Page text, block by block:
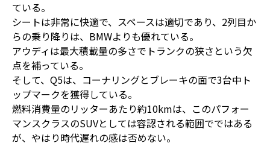
ている。
シートは非常に快適で、スペースは適切であり、2列目か
らの乗り降りは、BMWよりも優れている。
アウディは最大積載量の多さでトランクの狭さという欠
点を補っている。
そして、Q5は、コーナリングとブレーキの面で3台中ト
ップマークを獲得している。
燃料消費量のリッターあたり約10kmは、このパフォー
マンスクラスのSUVとしては容認される範囲でではある
が、やはり時代遅れの感は否めない。